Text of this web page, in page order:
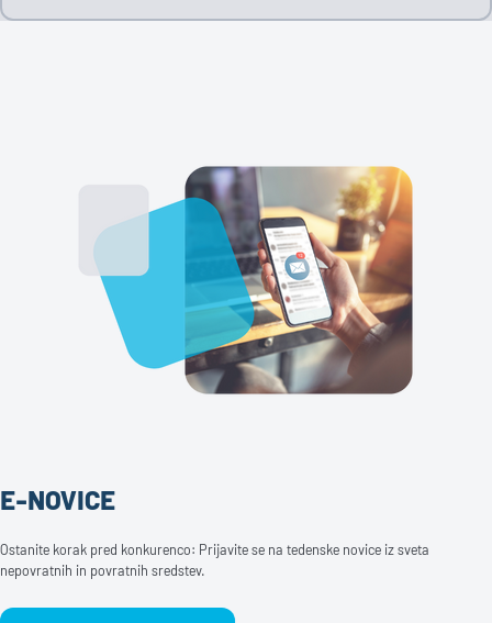
E-NOVICE
Ostanite korak pred konkurenco: Prijavite se na tedenske novice iz sveta
nepovratnih in povratnih sredstev.